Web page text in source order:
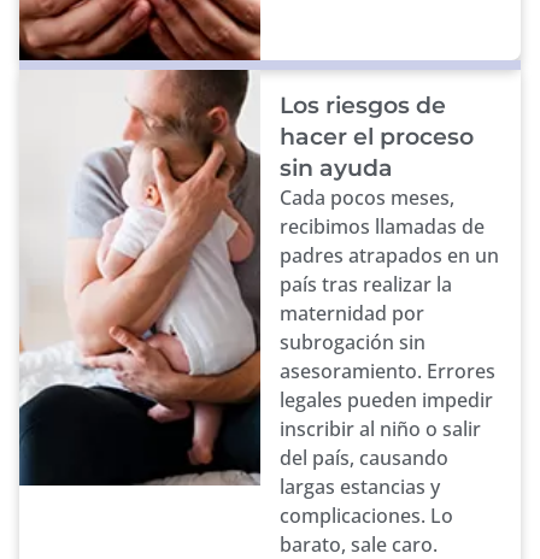
Los riesgos de
hacer el proceso
sin ayuda
Cada pocos meses,
recibimos llamadas de
padres atrapados en un
país tras realizar la
maternidad por
subrogación sin
asesoramiento. Errores
legales pueden impedir
inscribir al niño o salir
del país, causando
largas estancias y
complicaciones. Lo
barato, sale caro.